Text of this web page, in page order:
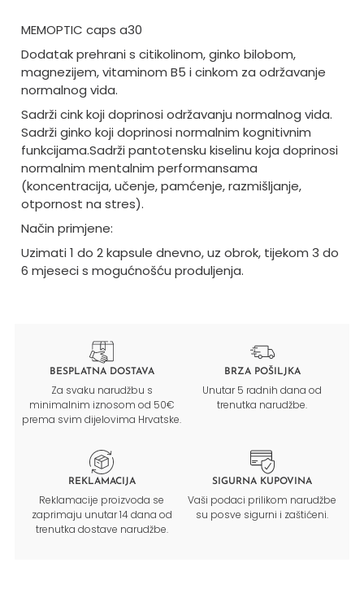
MEMOPTIC caps a30
Dodatak prehrani s citikolinom, ginko bilobom,
magnezijem, vitaminom B5 i cinkom za održavanje
normalnog vida.
Sadrži cink koji doprinosi održavanju normalnog vida.
Sadrži ginko koji doprinosi normalnim kognitivnim
funkcijama.Sadrži pantotensku kiselinu koja doprinosi
normalnim mentalnim performansama
(koncentracija, učenje, pamćenje, razmišljanje,
otpornost na stres).
Način primjene:
Uzimati 1 do 2 kapsule dnevno, uz obrok, tijekom 3 do
6 mjeseci s mogućnošću produljenja.
BESPLATNA DOSTAVA
Za svaku narudžbu s
minimalnim iznosom od 50€
prema svim dijelovima Hrvatske.
BRZA POŠILJKA
Unutar 5 radnih dana od
trenutka narudžbe.
REKLAMACIJA
Reklamacije proizvoda se
zaprimaju unutar 14 dana od
trenutka dostave narudžbe.
SIGURNA KUPOVINA
Vaši podaci prilikom narudžbe
su posve sigurni i zaštićeni.